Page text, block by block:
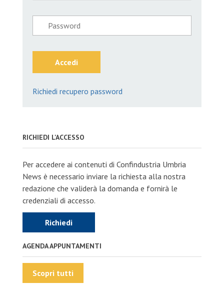
Accedi
Richiedi recupero password
RICHIEDI L'ACCESSO
Per accedere ai contenuti di Confindustria Umbria
News è necessario inviare la richiesta alla nostra
redazione che validerà la domanda e fornirà le
credenziali di accesso.
Richiedi
AGENDA APPUNTAMENTI
Scopri tutti